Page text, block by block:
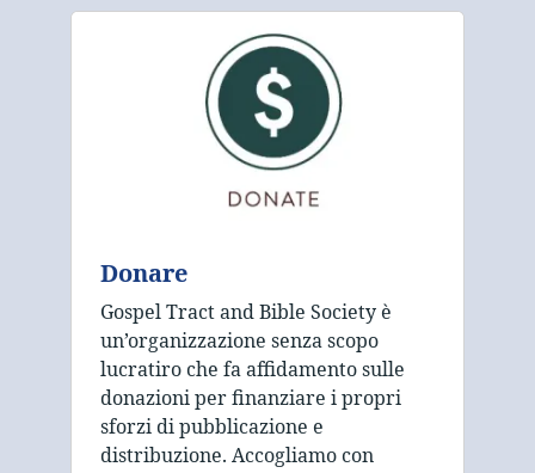
Donare
Gospel Tract and Bible Society è
un’organizzazione senza scopo
lucratiro che fa affidamento sulle
donazioni per finanziare i propri
sforzi di pubblicazione e
distribuzione. Accogliamo con